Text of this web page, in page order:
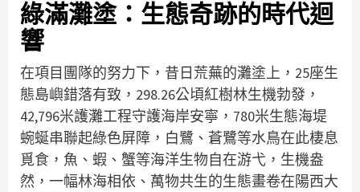
綠滿灘塗：生態奇跡的時代迴
響
在項目團隊的努力下，昔日荒蕪的灘塗上，25座生
態島嶼錯落有致，298.26公頃紅樹林生機勃發，
42,796米護灘工程守護海岸安寧，780米生態海堤
蜿蜒串聯起綠色屏障，白鷺、蒼鷺等水鳥在此棲息
覓食，魚、蝦、蟹等海洋生物自在游弋，生機盎
然，一幅林海相依、萬物共生的生態畫卷在陽西大